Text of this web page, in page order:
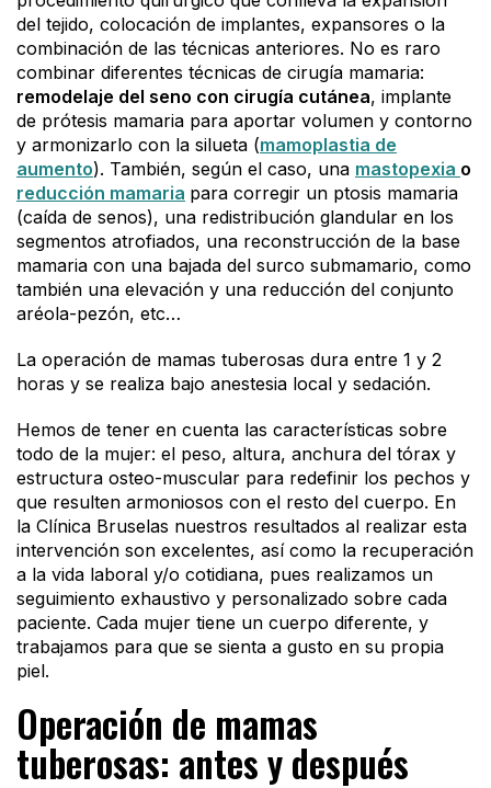
del tejido, colocación de implantes, expansores o la
combinación de las técnicas anteriores. No es raro
combinar diferentes técnicas de cirugía mamaria:
remodelaje del seno con cirugía cutánea, implante
de prótesis mamaria para aportar volumen y contorno
y armonizarlo con la silueta (mamoplastia de
aumento). También, según el caso, una mastopexia o
reducción mamaria para corregir un ptosis mamaria
(caída de senos), una redistribución glandular en los
segmentos atrofiados, una reconstrucción de la base
mamaria con una bajada del surco submamario, como
también una elevación y una reducción del conjunto
aréola-pezón, etc…
La operación de mamas tuberosas dura entre 1 y 2
horas y se realiza bajo anestesia local y sedación.
Hemos de tener en cuenta las características sobre
todo de la mujer: el peso, altura, anchura del tórax y
estructura osteo-muscular para redefinir los pechos y
que resulten armoniosos con el resto del cuerpo. En
la Clínica Bruselas nuestros resultados al realizar esta
intervención son excelentes, así como la recuperación
a la vida laboral y/o cotidiana, pues realizamos un
seguimiento exhaustivo y personalizado sobre cada
paciente. Cada mujer tiene un cuerpo diferente, y
trabajamos para que se sienta a gusto en su propia
piel.
Operación de mamas
tuberosas: antes y después